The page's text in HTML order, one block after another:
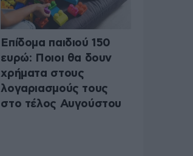
Επίδομα παιδιού 150
ευρώ: Ποιοι θα δουν
χρήματα στους
λογαριασμούς τους
στο τέλος Αυγούστου